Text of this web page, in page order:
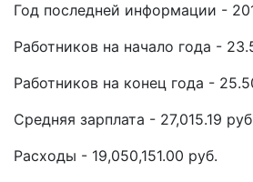
Год последней информации -
Работников на начало года -
Работников на конец года -
Средняя зарплата - 27,015.19
Расходы - 19,050,151.00 руб.